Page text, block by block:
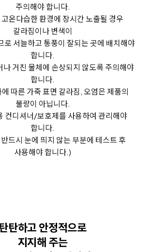
주의해야 합니다.
온다습한 환경에 장시간 노출될 경우
갈라짐이나 변색이
로 서늘하고 통풍이 잘되는 곳에 배치해야
합니다.
나 거친 물체에 손상되지 않도록 주의해야
합니다.
따른 가죽 표면 갈라짐, 오염은 제품의
불량이 아닙니다.
컨디셔너/보호제를 사용하여 관리해야
합니다.
드시 눈에 띄지 않는 부분에 테스트 후
사용해야 합니다.)
탄탄하고 안정적으로
지지해 주는